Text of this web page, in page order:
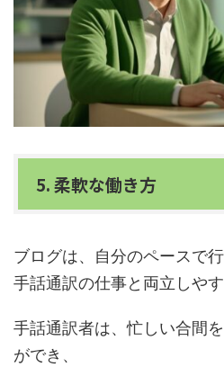
5. 柔軟な働き方
ブログは、自分のペースで
手話通訳の仕事と両立しや
手話通訳者は、忙しい合間
ができ、